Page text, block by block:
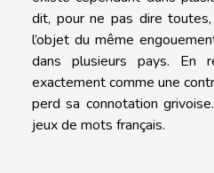
dit, pour ne pas dire
l’objet du même
dans plusieurs pays. En
exactement comme une
perd sa connotation
jeux de mots français.